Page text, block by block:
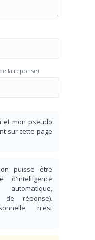
la réponse)
et mon pseudo
sur cette page
puisse être
de réponse).
n'est